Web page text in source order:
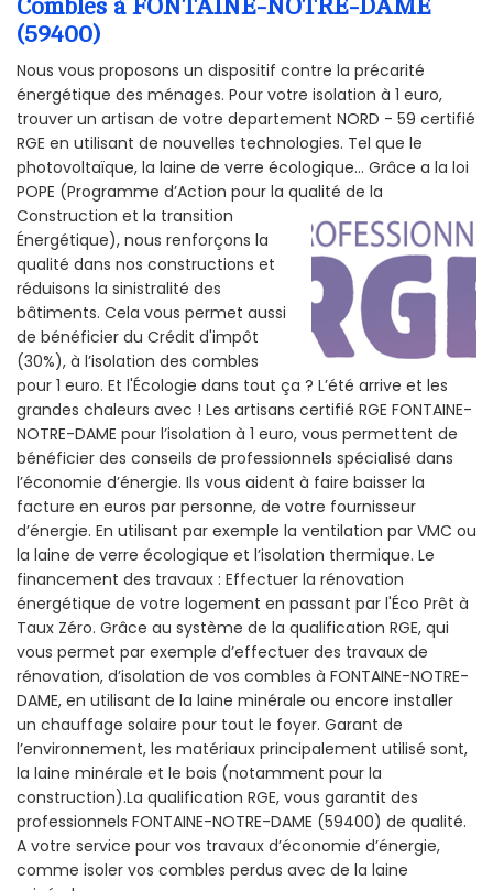
Combles à FONTAINE-NOTRE-DAME
(59400)
Nous vous proposons un dispositif contre la précarité
énergétique des ménages. Pour votre isolation à 1 euro,
trouver un artisan de votre departement NORD - 59 certifié
RGE en utilisant de nouvelles technologies. Tel que le
photovoltaïque, la laine de verre écologique... Grâce a la loi
POPE (Programme d’Action pour la qualité de la
Construction et la transition
Énergétique), nous renforçons la
qualité dans nos constructions et
réduisons la sinistralité des
bâtiments. Cela vous permet aussi
de bénéficier du Crédit d'impôt
(30%), à l’isolation des combles
pour 1 euro. Et l'Écologie dans tout ça ? L’été arrive et les
grandes chaleurs avec ! Les artisans certifié RGE FONTAINE-
NOTRE-DAME pour l’isolation à 1 euro, vous permettent de
bénéficier des conseils de professionnels spécialisé dans
l’économie d’énergie. Ils vous aident à faire baisser la
facture en euros par personne, de votre fournisseur
d’énergie. En utilisant par exemple la ventilation par VMC ou
la laine de verre écologique et l’isolation thermique. Le
financement des travaux : Effectuer la rénovation
énergétique de votre logement en passant par l'Éco Prêt à
Taux Zéro. Grâce au système de la qualification RGE, qui
vous permet par exemple d’effectuer des travaux de
rénovation, d’isolation de vos combles à FONTAINE-NOTRE-
DAME, en utilisant de la laine minérale ou encore installer
un chauffage solaire pour tout le foyer. Garant de
l’environnement, les matériaux principalement utilisé sont,
la laine minérale et le bois (notamment pour la
construction).La qualification RGE, vous garantit des
professionnels FONTAINE-NOTRE-DAME (59400) de qualité.
A votre service pour vos travaux d’économie d’énergie,
comme isoler vos combles perdus avec de la laine